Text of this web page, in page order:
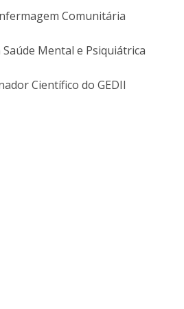
Comunitária
Mental e Psiquiátrica
Científico do GEDII